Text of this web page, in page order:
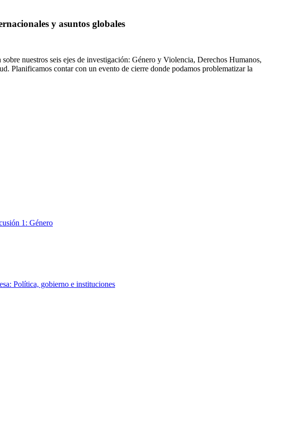
y asuntos globales
nuestros seis ejes de investigación: Género y Violencia, Derechos Humanos,
Planificamos contar con un evento de cierre donde podamos problematizar la
1: Género
Política, gobierno e instituciones